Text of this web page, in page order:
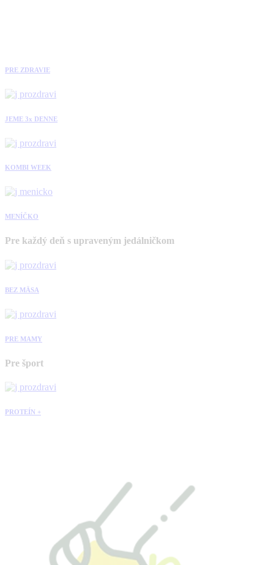
PRE ZDRAVIE
JEME 3x DENNE
KOMBI WEEK
MENÍČKO
Pre každý deň s upraveným jedálničkom
BEZ MÄSA
PRE MAMY
Pre šport
PROTEÍN +